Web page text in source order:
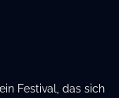
Festival, das sich